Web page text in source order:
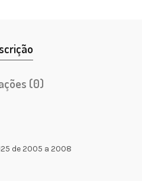
(0)
de 2005 a 2008